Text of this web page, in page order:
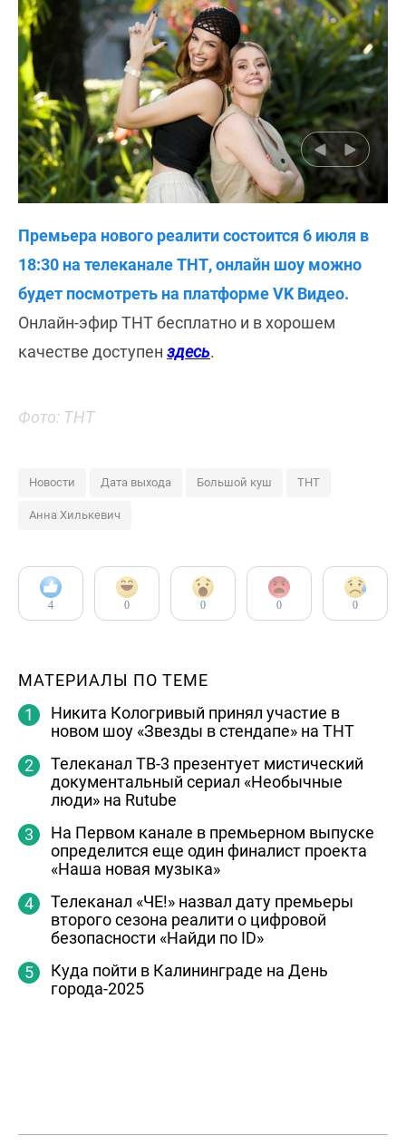
Премьера нового реалити состоится 6 июля в
18:30 на телеканале ТНТ, онлайн шоу можно
будет посмотреть на платформе VK Видео.
Онлайн-эфир ТНТ бесплатно и в хорошем
качестве доступен здесь.
Фото: ТНТ
Новости Дата выхода Большой куш ТНТ
Анна Хилькевич
4 0 0 0 0
МАТЕРИАЛЫ ПО ТЕМЕ
Никита Кологривый принял участие в
новом шоу «Звезды в стендапе» на ТНТ
Телеканал ТВ-3 презентует мистический
документальный сериал «Необычные
люди» на Rutube
На Первом канале в премьерном выпуске
определится еще один финалист проекта
«Наша новая музыка»
Телеканал «ЧЕ!» назвал дату премьеры
второго сезона реалити о цифровой
безопасности «Найди по ID»
Куда пойти в Калининграде на День
города-2025